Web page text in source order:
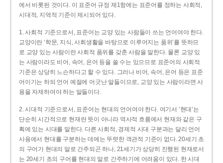
에서 비롯된 것이다. 이 표준어 규정 제1항에는 표준어를 정하는 사회적,
시대적, 지역적 기준이 제시되어 있다.
1. 사회적 기준으로서, 표준어는 교양 있는 사람들이 쓰는 언어여야 한다.
교양이란 ‘학문, 지식, 사회생활을 바탕으로 이루어지는 품위’를 뜻하므
로 교양 있는 사람이란 사회적 품위를 갖춘 사람을 말한다. 물론 교양 있
는 사람이라도 비어, 속어, 은어 등을 쓸 수는 있으므로 표준어의 사회적
기준은 상당히 느슨하다고 할 수 있다. 그러나 비어, 속어, 은어 등은 표준
어이기는 하되 언어 예절에 어긋난 말들이므로, 교양 있는 사람이라면 사
용을 자제하여야 하는 말들이다.
2. 시대적 기준으로서, 표준어는 현대의 언어여야 한다. 여기서 ‘현대’는
단순히 시간적으로 현재란 뜻이 아니라 역사적 흐름에서 현재와 같은 구
획에 있는 시대를 말한다. 다른 사회적, 경제적 시대 구분과는 달리 언어
사용에서 현대를 구분하는 데에는 뚜렷한 객관적 기준이 없다. 20세기 초
의 구어가 현대의 말로 간주되곤 하나, 21세기가 상당히 진행된 현재로서
는 20세기 초의 구어를 현대의 말로 간주하기에 어려움이 있다. 한 시대